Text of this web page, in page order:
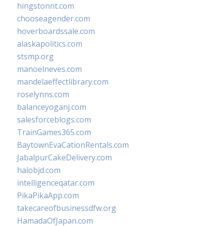
hingstonnt.com
chooseagender.com
hoverboardssale.com
alaskapolitics.com
stsmp.org
manoelneves.com
mandelaeffectlibrary.com
roselynns.com
balanceyoganj.com
salesforceblogs.com
TrainGames365.com
BaytownEvaCationRentals.com
JabalpurCakeDelivery.com
halobjd.com
intelligenceqatar.com
PikaPikaApp.com
takecareofbusinessdfw.org
HamadaOfJapan.com